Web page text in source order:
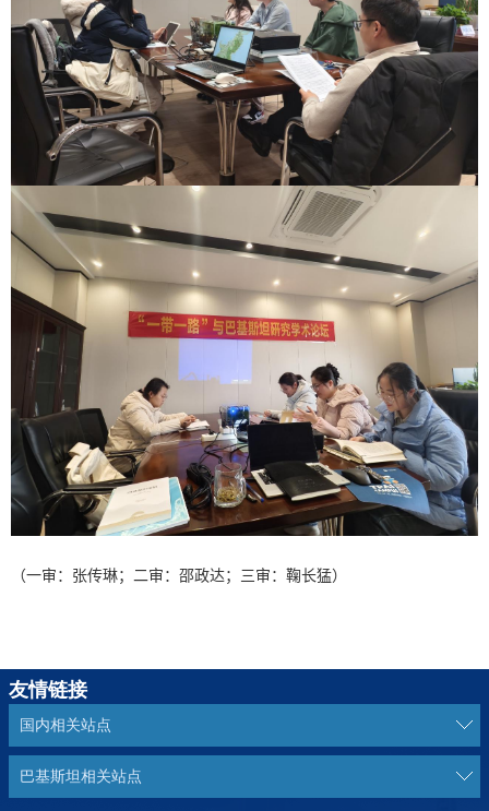
（一审：张传琳；二审：邵政达；三审：鞠长猛）
友情链接
国内相关站点
巴基斯坦相关站点